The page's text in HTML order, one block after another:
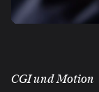
CGI und Motion